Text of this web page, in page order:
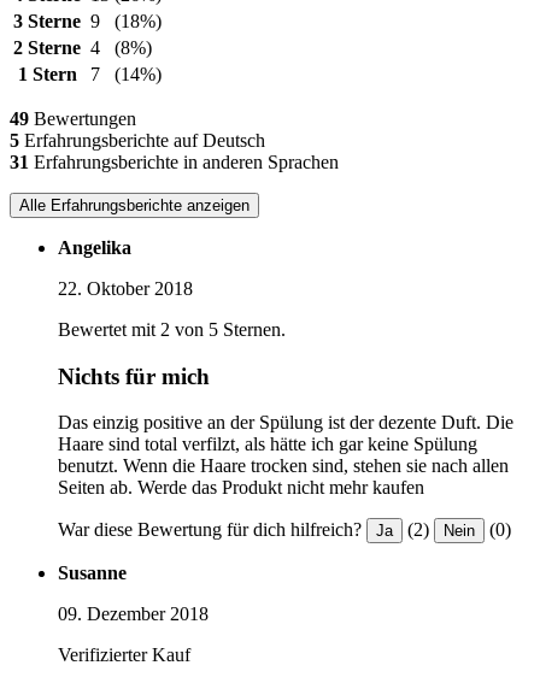
3 Sterne 9
(18%)
2 Sterne 4
(8%)
1 Stern
7 (14%)
49 Bewertungen
5 Erfahrungsberichte auf Deutsch
31 Erfahrungsberichte in anderen Sprachen
Alle Erfahrungsberichte anzeigen
Angelika
22. Oktober 2018
Bewertet mit 2 von 5 Sternen.
Nichts für mich
Das einzig positive an der Spülung ist der dezente Duft. Die
Haare sind total verfilzt, als hätte ich gar keine Spülung
benutzt. Wenn die Haare trocken sind, stehen sie nach allen
Seiten ab. Werde das Produkt nicht mehr kaufen
War diese Bewertung für dich hilfreich? Ja (2) Nein (0)
Susanne
09. Dezember 2018
Verifizierter Kauf